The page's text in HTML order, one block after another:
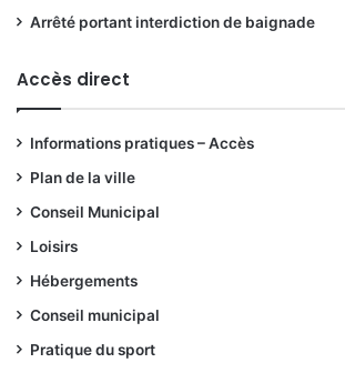
Arrêté portant interdiction de baignade
Accès direct
Informations pratiques – Accès
Plan de la ville
Conseil Municipal
Loisirs
Hébergements
Conseil municipal
Pratique du sport